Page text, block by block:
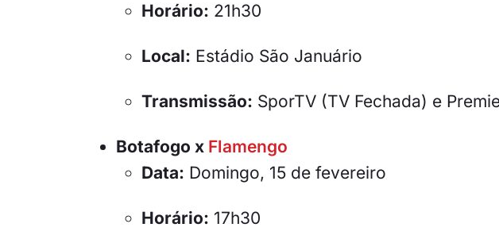
Horário: 21h30
Local: Estádio São Januário
Transmissão: SporTV (TV Fechada) e
Botafogo x Flamengo
Data: Domingo, 15 de fevereiro
Horário: 17h30